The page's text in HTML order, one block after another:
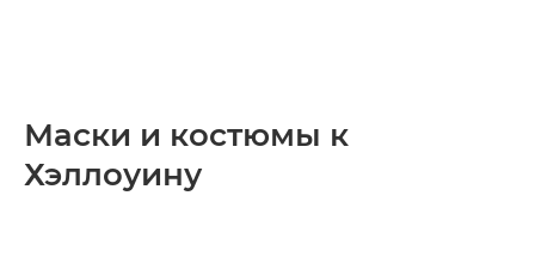
Маски и костюмы к
Хэллоуину